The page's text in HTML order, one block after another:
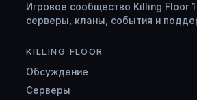
Игровое сообщество Killing Floor
серверы, кланы, события и
KILLING FLOOR
Обсуждение
Серверы